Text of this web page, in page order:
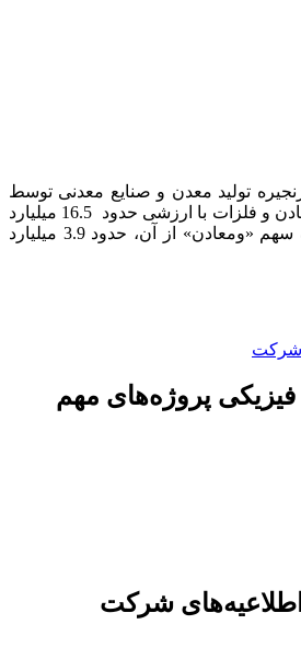
در زنجیره تولید معدن و صنایع معدنی توسط
گروه شرکتهای توسعه معادن و فلزات با ارزشی حدود 16.5 میلیارد
یورو در حال اجراست که سهم «ومعادن» از آن، حدود 3.9 میلیارد
شرکت
پروژه‌های مهم
اطلاعیه‌های شرکت